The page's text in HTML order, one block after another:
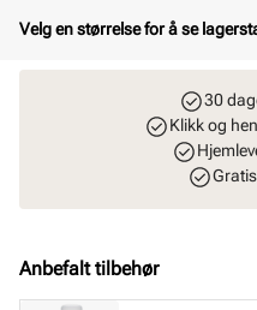
Velg en størrelse for å se
30
Klikk og
Anbefalt tilbehør